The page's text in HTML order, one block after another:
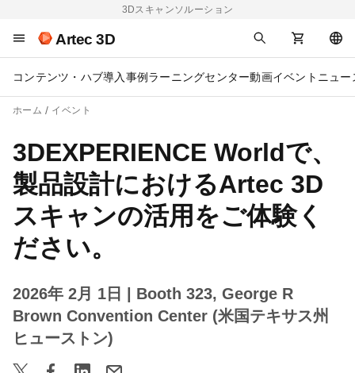
3Dスキャンソルーション
Artec 3D
コンテンツ・ハブ導入事例 ラーニングセンター動画イベント ニュー
ホーム イベント
3DEXPERIENCE Worldで、
製品設計におけるArtec 3D
スキャンの活用をご体験く
ださい。
2026年 2月 1日
| Booth 323, George R
Brown Convention Center (米国テキサス州
ヒューストン)